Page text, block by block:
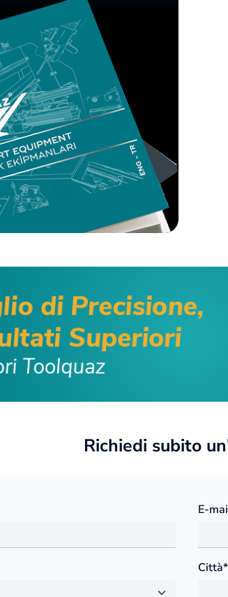
Richiedi subito
E-
Città*